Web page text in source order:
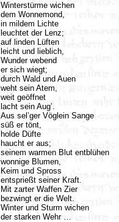
Winterstürme wichen
dem Wonnemond,
in mildem Lichte
leuchtet der Lenz;
auf linden Lüften
leicht und lieblich,
Wunder webend
er sich wiegt;
durch Wald und Auen
weht sein Atem,
weit geöffnet
lacht sein Aug’.
Aus sel’ger Vöglein Sange
süß er tönt,
holde Düfte
haucht er aus;
seinem warmen Blut entblühen
wonnige Blumen,
Keim und Spross
entsprießt seiner Kraft.
Mit zarter Waffen Zier
bezwingt er die Welt.
Winter und Sturm wichen
der starken Wehr …